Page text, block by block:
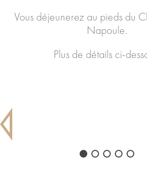
Vous déjeunerez au pieds du
Napoule.
Plus de détails ci-